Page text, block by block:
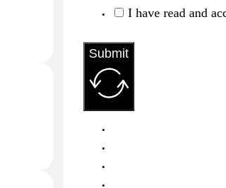
I have read and
Submit